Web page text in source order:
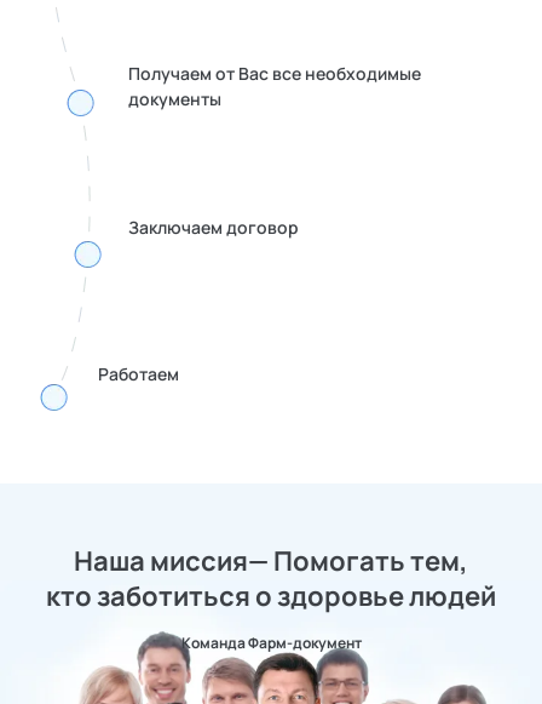
Получаем от Вас все необходимые
документы
Заключаем договор
Работаем
Наша миссия— Помогать тем,
кто заботиться о здоровье людей
Команда Фарм-документ